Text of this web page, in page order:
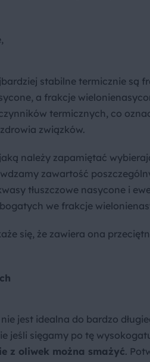
stabilne termicznie są
a frakcje
termicznych, co
związków.
należy zapamiętać
zawartość
tłuszczowe nasycone i
we frakcje
się, że zawiera ona
jest idealna do bardzo
jeśli sięgamy po tę
z oliwek można smażyć.